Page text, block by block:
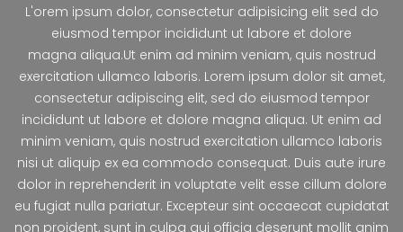
L'orem ipsum dolor, consectetur adipisicing elit sed do
eiusmod tempor incididunt ut labore et dolore
magna aliqua.Ut enim ad minim veniam, quis nostrud
exercitation ullamco laboris. Lorem ipsum dolor sit amet,
consectetur adipiscing elit, sed do eiusmod tempor
incididunt ut labore et dolore magna aliqua. Ut enim ad
minim veniam, quis nostrud exercitation ullamco laboris
nisi ut aliquip ex ea commodo consequat. Duis aute irure
dolor in reprehenderit in voluptate velit esse cillum dolore
eu fugiat nulla pariatur. Excepteur sint occaecat cupidatat
non proident, sunt in culpa qui officia deserunt mollit anim